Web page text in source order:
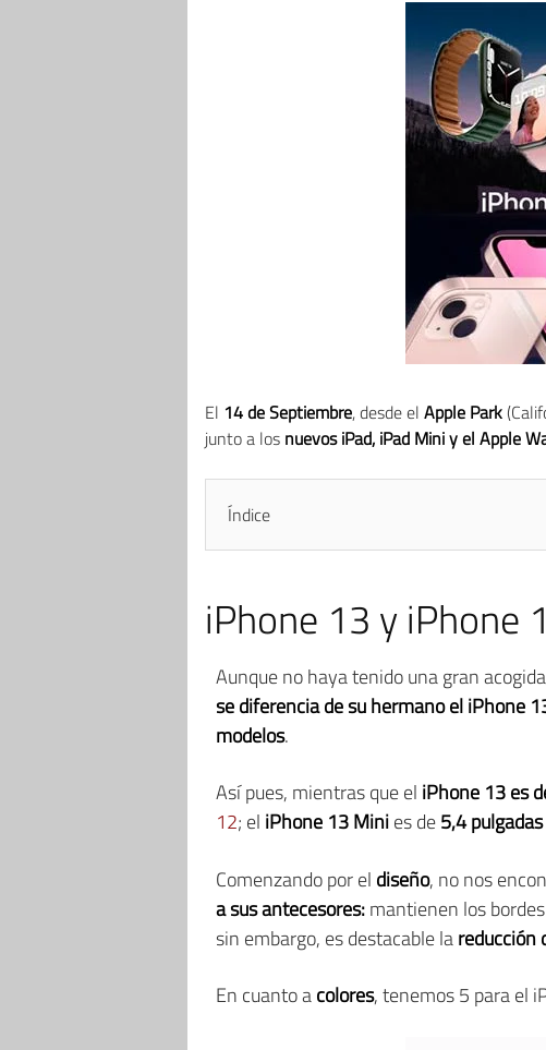
El 14 de Septiembre, desde el Apple Park
junto a los nuevos iPad, iPad Mini y el Apple
Índice
iPhone 13 y iPhone
Aunque no haya tenido una gran
se diferencia de su hermano el iPhone
modelos.
Así pues, mientras que el iPhone 13 es
12; el iPhone 13 Minies de5,4 pulgadas
Comenzando por el diseño, no nos
a sus antecesores:mantienen los
sin embargo, es destacable lareducción
En cuanto acolores, tenemos 5 para el